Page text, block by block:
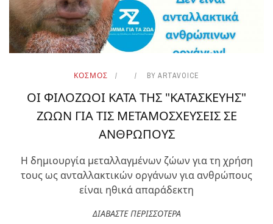
ΚΟΣΜΟΣ BY ARTAVOICE
ΟΙ ΦΙΛΟΖΩΟΙ ΚΑΤΑ ΤΗΣ "ΚΑΤΑΣΚΕΥΗΣ"
ΖΩΩΝ ΓΙΑ ΤΙΣ ΜΕΤΑΜΟΣΧΕΥΣΕΙΣ ΣΕ
ΑΝΘΡΩΠΟΥΣ
Η δημιουργία μεταλλαγμένων ζώων για τη χρήση
τους ως ανταλλακτικών οργάνων για ανθρώπους
είναι ηθικά απαράδεκτη
ΔΙΑΒΑΣΤΕ ΠΕΡΙΣΣΟΤΕΡΑ